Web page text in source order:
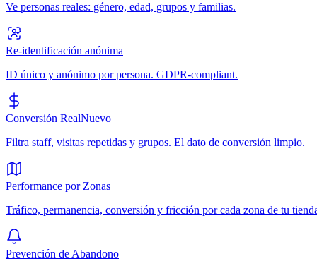
Ve personas reales: género, edad, grupos y familias.
Re-identificación anónima
ID único y anónimo por persona. GDPR-compliant.
Conversión RealNuevo
Filtra staff, visitas repetidas y grupos. El dato de conversión limpio.
Performance por Zonas
Tráfico, permanencia, conversión y fricción por cada zona de tu
Prevención de Abandono